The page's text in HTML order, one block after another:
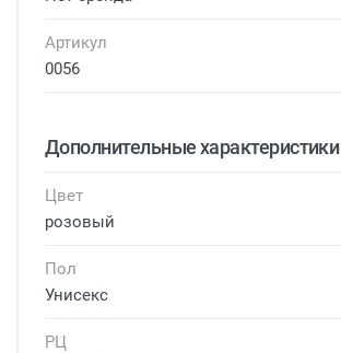
Артикул
0056
Дополнительные характеристики
Цвет
розовый
Пол
Унисекс
РЦ